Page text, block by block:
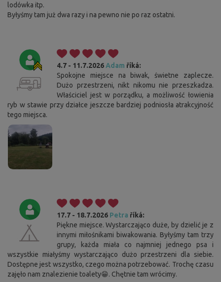
lodówka itp.
Byłyśmy tam już dwa razy i na pewno nie po raz ostatni.
4.7 - 11.7.2026Adam říká:
Spokojne miejsce na biwak, świetne zaplecze.
Dużo przestrzeni, nikt nikomu nie przeszkadza.
Właściciel jest w porządku, a możliwość łowienia
ryb w stawie przy działce jeszcze bardziej podniosła atrakcyjność
tego miejsca.
17.7 - 18.7.2026 Petra říká:
Piękne miejsce. Wystarczająco duże, by dzielić je z
innymi miłośnikami biwakowania. Byłyśmy tam trzy
grupy, każda miała co najmniej jednego psa i
wszystkie miałyśmy wystarczająco dużo przestrzeni dla siebie.
Dostępne jest wszystko, czego można potrzebować. Trochę czasu
zajęło nam znalezienie toalety😁. Chętnie tam wrócimy.